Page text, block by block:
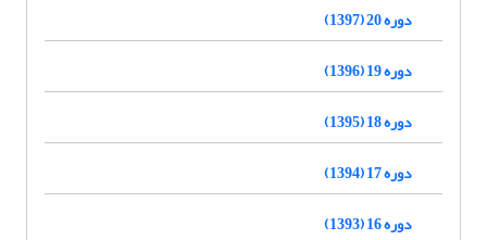
دوره 20 (1397)
دوره 19 (1396)
دوره 18 (1395)
دوره 17 (1394)
دوره 16 (1393)